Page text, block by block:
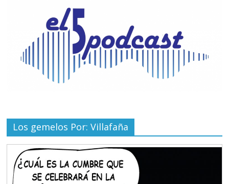
Los gemelos Por: Villafaña